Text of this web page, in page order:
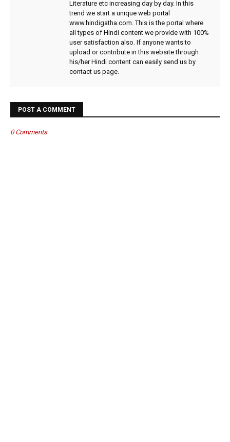
Literature etc increasing day by day. In this
trend we start a unique web portal
www.hindigatha.com. This is the portal where
all types of Hindi content we provide with 100%
user satisfaction also. If anyone wants to
upload or contribute in this website through
his/her Hindi content can easily send us by
contact us page.
POST A COMMENT
0 Comments